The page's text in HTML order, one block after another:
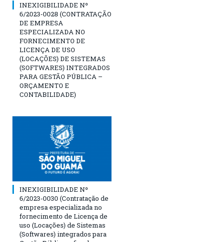
INEXIGIBILIDADE Nº
6/2023-0028 (CONTRATAÇÃO
DE EMPRESA
ESPECIALIZADA NO
FORNECIMENTO DE
LICENÇA DE USO
(LOCAÇÕES) DE SISTEMAS
(SOFTWARES) INTEGRADOS
PARA GESTÃO PÚBLICA –
ORÇAMENTO E
CONTABILIDADE)
INEXIGIBILIDADE Nº
6/2023-0030 (Contratação de
empresa especializada no
fornecimento de Licença de
uso (Locações) de Sistemas
(Softwares) integrados para